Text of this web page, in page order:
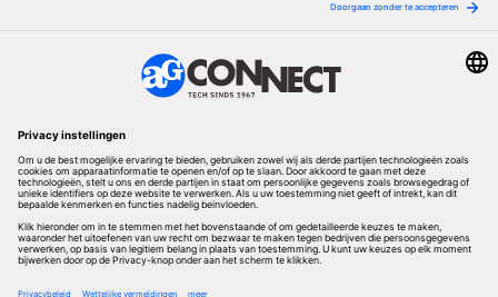
Volg ons
Redactionele partner